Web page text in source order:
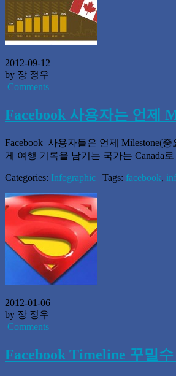
2012-09-12
by 장 정우
Comments
Facebook 사용자는 언제
Facebook 사용자들은 언제 Milestone(
게 여행 기록을 남기는 국가는 Canada
Categories: Infographic | Tags: facebook,
2012-01-06
by 장 정우
Comments
Facebook Timeline 꾸밀